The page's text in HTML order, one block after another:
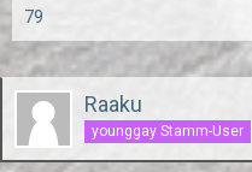
79
Raaku
younggay Stamm-User